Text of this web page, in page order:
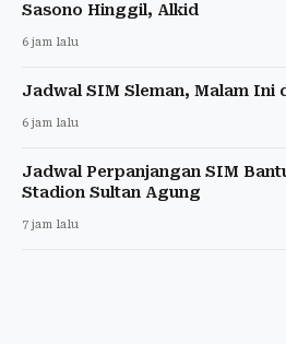
Sasono Hinggil, Alkid
6 jam lalu
Jadwal SIM Sleman, Malam Ini
6 jam lalu
Jadwal Perpanjangan SIM
Stadion Sultan Agung
7 jam lalu